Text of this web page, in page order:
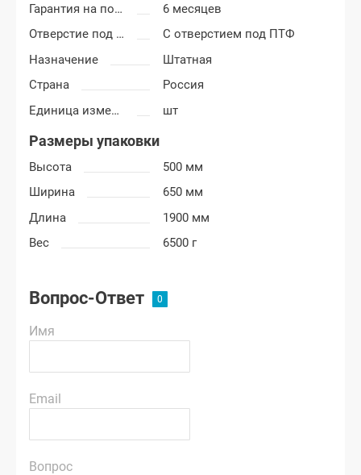
Гарантия на покраску
6 месяцев
Отверстие под ПТФ
С отверстием под ПТФ
Назначение
Штатная
Страна
Россия
Единица измерения
шт
Размеры упаковки
Высота
500 мм
Ширина
650 мм
Длина
1900 мм
Вес
6500 г
Вопрос-Ответ
Имя
Email
Вопрос